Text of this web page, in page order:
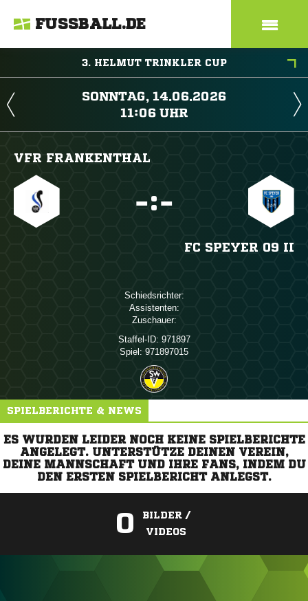
FUSSBALL.DE
3. HELMUT TRINKLER CUP
 
 
VFR FRANKENTHAL
:
FC SPEYER 09 II
Schiedsrichter:
Assistenten:
Zuschauer:
Staffel-ID: 971897
Spiel: 971897015
SPIELBERICHTE & NEWS
ES WURDEN LEIDER NOCH KEINE SPIELBERICHTE
ANGELEGT. UNTERSTÜTZE DEINEN VEREIN,
DEINE MANNSCHAFT UND IHRE FANS, INDEM DU
DEN ERSTEN SPIELBERICHT ANLEGST.
0
BILDER /
VIDEOS